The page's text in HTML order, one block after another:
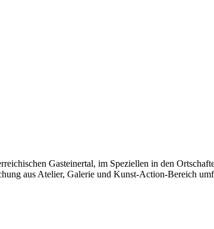
Gasteinertal, im Speziellen in den
aus Atelier, Galerie und Kunst-Action-Bereich